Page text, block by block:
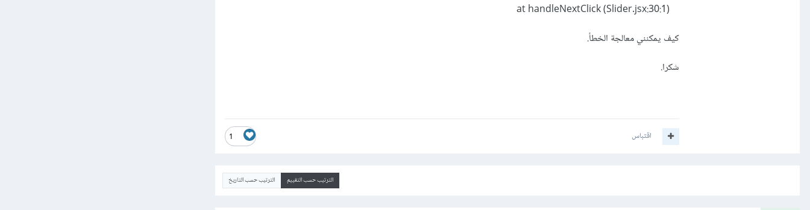
كيف يمكنني معالجة الخطأ.
شكرا.
1 اقتباس
الترتيب حسب التقييم الترتيب حسب التاريخ